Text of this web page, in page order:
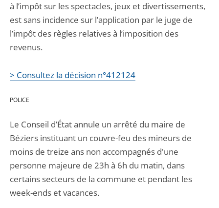
à l’impôt sur les spectacles, jeux et divertissements,
est sans incidence sur l’application par le juge de
l’impôt des règles relatives à l’imposition des
revenus.
> Consultez la décision n°412124
POLICE
Le Conseil d’État annule un arrêté du maire de
Béziers instituant un couvre-feu des mineurs de
moins de treize ans non accompagnés d'une
personne majeure de 23h à 6h du matin, dans
certains secteurs de la commune et pendant les
week-ends et vacances.